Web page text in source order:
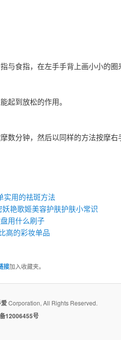
与食指，在左手手背上画小小的圈
起到放松的作用。
数分钟，然后以同样的方法按摩右
用的祛斑方法
艳歌姬美容护肤护肤小常识
用什么刷子
高的彩妆单品
接加入收藏夹。
Corporation, All Rights Reserved.
12006455号